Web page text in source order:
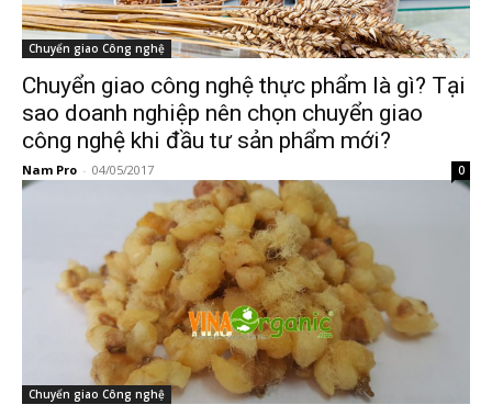
Chuyển giao Công nghệ
Chuyển giao công nghệ thực phẩm là gì? Tại
sao doanh nghiệp nên chọn chuyển giao
công nghệ khi đầu tư sản phẩm mới?
Nam Pro - 04/05/2017 0
Chuyển giao Công nghệ